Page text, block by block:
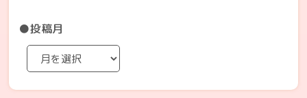
●投稿月